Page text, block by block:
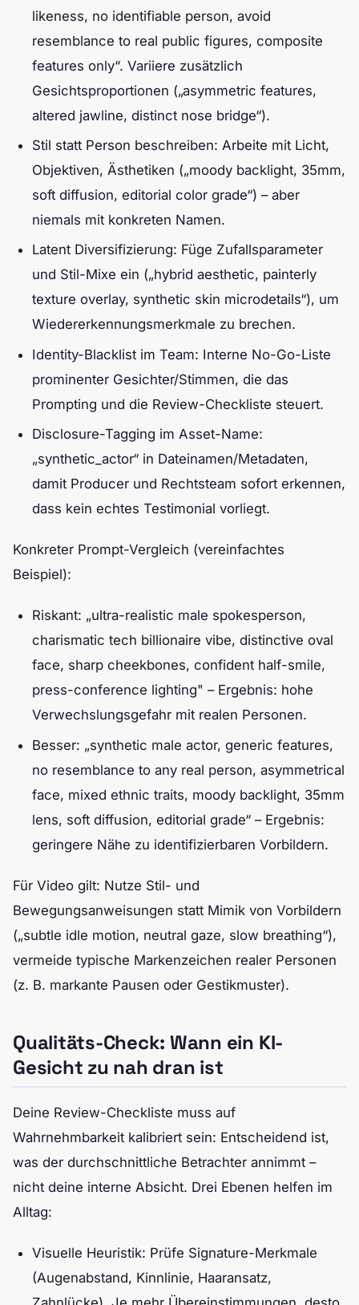
likeness, no identifiable person, avoid
resemblance to real public figures, composite
features only“. Variiere zusätzlich
Gesichtsproportionen („asymmetric features,
altered jawline, distinct nose bridge“).
Stil statt Person beschreiben: Arbeite mit Licht,
Objektiven, Ästhetiken („moody backlight, 35mm,
soft diffusion, editorial color grade“) – aber
niemals mit konkreten Namen.
Latent Diversifizierung: Füge Zufallsparameter
und Stil-Mixe ein („hybrid aesthetic, painterly
texture overlay, synthetic skin microdetails“), um
Wiedererkennungsmerkmale zu brechen.
Identity-Blacklist im Team: Interne No-Go-Liste
prominenter Gesichter/Stimmen, die das
Prompting und die Review-Checkliste steuert.
Disclosure-Tagging im Asset-Name:
„synthetic_actor“ in Dateinamen/Metadaten,
damit Producer und Rechtsteam sofort erkennen,
dass kein echtes Testimonial vorliegt.
Konkreter Prompt-Vergleich (vereinfachtes
Beispiel):
Riskant: „ultra-realistic male spokesperson,
charismatic tech billionaire vibe, distinctive oval
face, sharp cheekbones, confident half-smile,
press-conference lighting" – Ergebnis: hohe
Verwechslungsgefahr mit realen Personen.
Besser: „synthetic male actor, generic features,
no resemblance to any real person, asymmetrical
face, mixed ethnic traits, moody backlight, 35mm
lens, soft diffusion, editorial grade“ – Ergebnis:
geringere Nähe zu identifizierbaren Vorbildern.
Für Video gilt: Nutze Stil- und
Bewegungsanweisungen statt Mimik von Vorbildern
(„subtle idle motion, neutral gaze, slow breathing“),
vermeide typische Markenzeichen realer Personen
(z. B. markante Pausen oder Gestikmuster).
Qualitäts-Check: Wann ein KI-
Gesicht zu nah dran ist
Deine Review-Checkliste muss auf
Wahrnehmbarkeit kalibriert sein: Entscheidend ist,
was der durchschnittliche Betrachter annimmt –
nicht deine interne Absicht. Drei Ebenen helfen im
Alltag:
Visuelle Heuristik: Prüfe Signature-Merkmale
(Augenabstand, Kinnlinie, Haaransatz,